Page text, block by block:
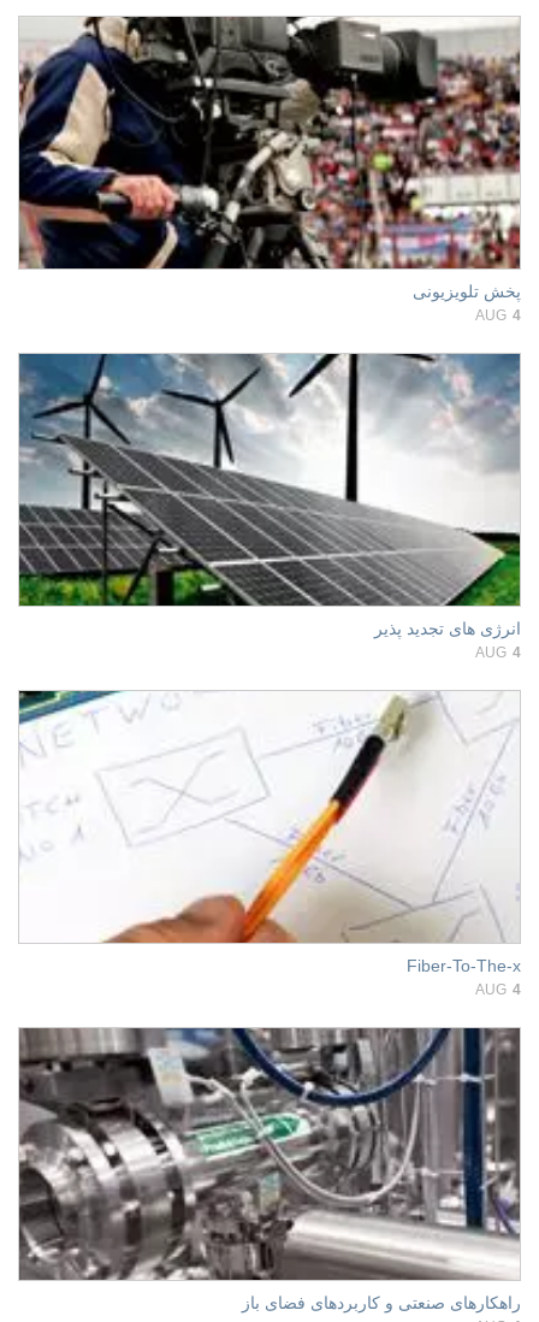
پخش تلویزیونی
4
AUG
انرژی های تجدید پذیر
4
AUG
Fiber-To-The-x
4
AUG
راهکارهای صنعتی و کاربردهای فضای باز